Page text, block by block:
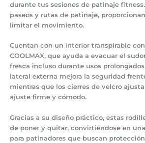
durante tus sesiones de patinaje
paseos y rutas de patinaje,
limitar el movimiento.
Cuentan con un interior transpirable
COOLMAX, que ayuda a evacuar el
fresca incluso durante usos
lateral externa mejora la seguridad
mientras que los cierres de velcro
ajuste firme y cómodo.
Gracias a su diseño práctico, estas
de poner y quitar, convirtiéndose en
para patinadores que buscan